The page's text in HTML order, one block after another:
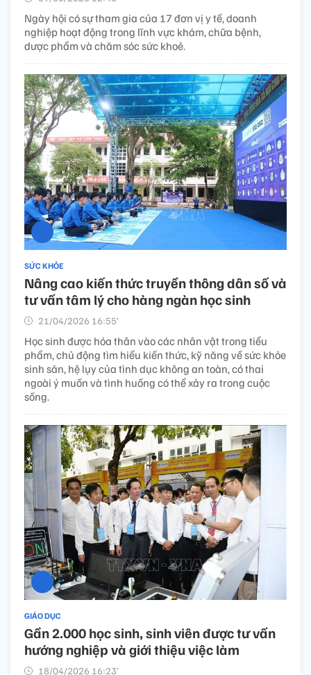
Ngày hội có sự tham gia của 17 đơn vị y tế, doanh
nghiệp hoạt động trong lĩnh vực khám, chữa bệnh,
dược phẩm và chăm sóc sức khoẻ.
SỨC KHỎE
Nâng cao kiến thức truyền thông dân số và
tư vấn tâm lý cho hàng ngàn học sinh
21/04/2026 16:55’
Học sinh được hóa thân vào các nhân vật trong tiểu
phẩm, chủ động tìm hiểu kiến thức, kỹ năng về sức khỏe
sinh sản, hệ lụy của tình dục không an toàn, có thai
ngoài ý muốn và tình huống có thể xảy ra trong cuộc
sống.
GIÁO DỤC
Gần 2.000 học sinh, sinh viên được tư vấn
hướng nghiệp và giới thiệu việc làm
18/04/2026 16:23’